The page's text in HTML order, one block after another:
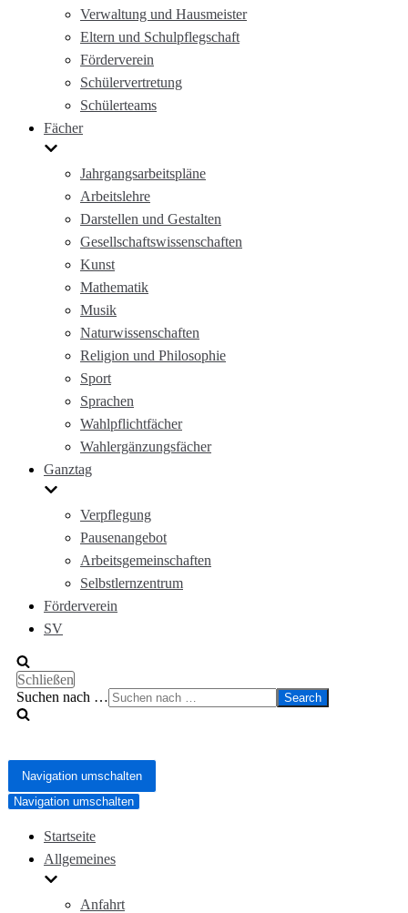
Verwaltung und Hausmeister
Eltern und Schulpflegschaft
Förderverein
Schülervertretung
Schülerteams
Fächer
Jahrgangsarbeitspläne
Arbeitslehre
Darstellen und Gestalten
Gesellschaftswissenschaften
Kunst
Mathematik
Musik
Naturwissenschaften
Religion und Philosophie
Sport
Sprachen
Wahlpflichtfächer
Wahlergänzungsfächer
Ganztag
Verpflegung
Pausenangebot
Arbeitsgemeinschaften
Selbstlernzentrum
Förderverein
SV
Schließen
Suchen nach …
Navigation umschalten
Navigation umschalten
Startseite
Allgemeines
Anfahrt